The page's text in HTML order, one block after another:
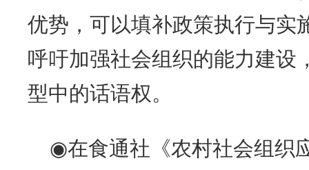
优势，可以填补政策执行与实
呼吁加强社会组织的能力建设
型中的话语权。
◉在食通社《农村社会组织